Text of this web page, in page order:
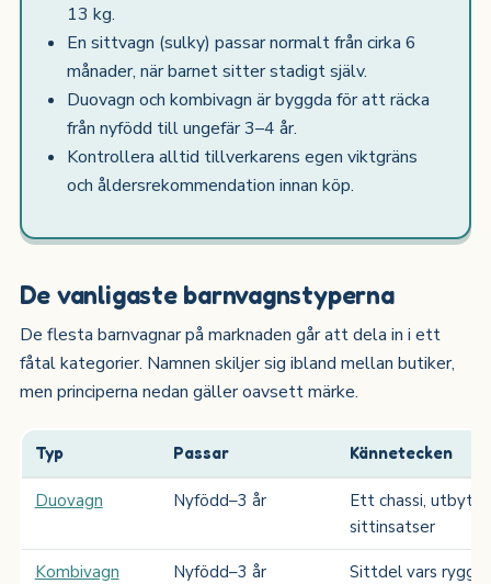
13 kg.
En sittvagn (sulky) passar normalt från cirka 6
månader, när barnet sitter stadigt själv.
Duovagn och kombivagn är byggda för att räcka
från nyfödd till ungefär 3–4 år.
Kontrollera alltid tillverkarens egen viktgräns
och åldersrekommendation innan köp.
De vanligaste barnvagnstyperna
De flesta barnvagnar på marknaden går att dela in i ett
fåtal kategorier. Namnen skiljer sig ibland mellan butiker,
men principerna nedan gäller oavsett märke.
Typ Passar Kännetecken
Duovagn Nyfödd–3 år
Ett chassi,
sittinsatser
Kombivagn Nyfödd–3 år
Sittdel vars rygg